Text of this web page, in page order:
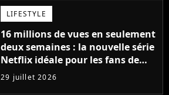
LIFESTYLE
16 millions de vues en seulement
deux semaines : la nouvelle série
Netflix idéale pour les fans de
Yellowstone
29 juillet 2026